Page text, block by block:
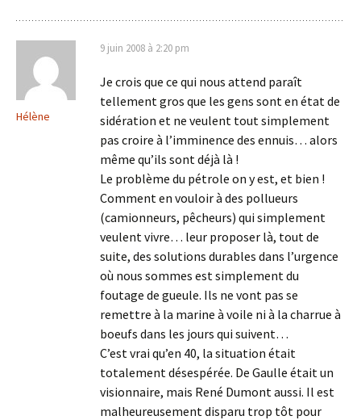
Hélène
9 juin 2008 à 2:20 pm
Je crois que ce qui nous attend paraît
tellement gros que les gens sont en état de
sidération et ne veulent tout simplement
pas croire à l’imminence des ennuis… alors
même qu’ils sont déjà là !
Le problème du pétrole on y est, et bien !
Comment en vouloir à des pollueurs
(camionneurs, pêcheurs) qui simplement
veulent vivre… leur proposer là, tout de
suite, des solutions durables dans l’urgence
où nous sommes est simplement du
foutage de gueule. Ils ne vont pas se
remettre à la marine à voile ni à la charrue à
boeufs dans les jours qui suivent…
C’est vrai qu’en 40, la situation était
totalement désespérée. De Gaulle était un
visionnaire, mais René Dumont aussi. Il est
malheureusement disparu trop tôt pour